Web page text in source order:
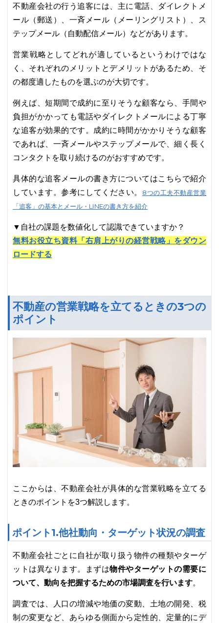
不動産会社の行う追客には、主に電話、ダイレクトメ
ール（郵送）、一斉メール（メーリングリスト）、ス
テップメール（自動配信メール）などがあります。
営業戦略としてどれが適しているというわけではな
く、それぞれのメリットとデメリットがあるため、そ
の都度適したものを選ぶのが大切です。
例えば、短期間で成約に至りそうな顧客なら、手間や
負担がかかっても電話やダイレクトメールによる丁寧
な追客が効果的です。成約に時間がかかりそうな顧客
であれば、一斉メールやステップメールで、細く長く
コンタクトを取り続けるのがおすすめです。
具体的な追客メールの書き方についてはこちらで紹介
しています。参考にしてください。 8つの工夫不動産営業
「追客」の基本とメール・LINEの書き方を紹介
▼自社の課題を数値化して認識できていますか？
無料お役立ち資料「右肩上がりの経営戦略」をダウン
ロードする
不動産の営業戦略を立てるときの3つの
ポイント
ここからは、不動産会社が具体的な営業戦略を立てる
ときのポイントを3つ解説します。
ポイント1.他社動向・ターゲット状況の調査
不動産会社ごとに自社が取り扱う物件の種類やターゲ
ットは異なります。まずは物件やターゲットの需要に
ついて、動向を把握するための市場調査を行います。
調査では、人口の増減や地価の変動、土地の開発、税
制の変更など、あらゆる側面から定性的、定量的にデ